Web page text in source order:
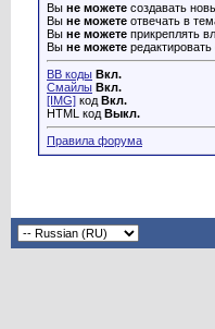
Вы не можете создавать
Вы не можете отвечать в
Вы не можете прикреплять
Вы не можете
BB коды Вкл.
Смайлы Вкл.
[IMG] код Вкл.
HTML код Выкл.
Правила форума